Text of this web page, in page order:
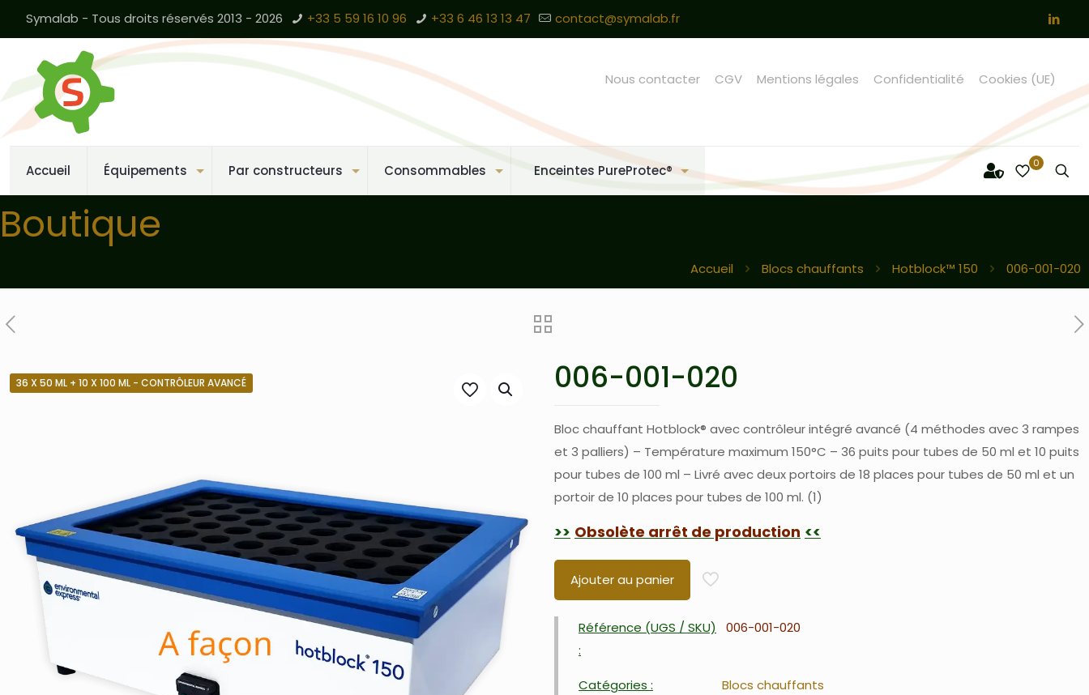
Symalab - Tous droits réservés 2013 - 2026 +33 5 59 16 10 96 +33 6 46 13 13 47 contact@symalab.fr
Accueil Équipements Par constructeurs Consommables Enceintes PureProtec®
Nous contacter CGV Mentions légales Confidentialité Cookies (UE)
0
Boutique
Accueil Blocs chauffants Hotblock™ 150 006-001-020
36 X 50 ML + 10 X 100 ML - CONTRÔLEUR AVANCÉ 006-001-020
Bloc chauffant Hotblock® avec contrôleur intégré avancé (4 méthodes avec 3 rampes
et 3 palliers) – Température maximum 150°C – 36 puits pour tubes de 50 ml et 10 puits
pour tubes de 100 ml – Livré avec deux portoirs de 18 places pour tubes de 50 ml et un
portoir de 10 places pour tubes de 100 ml. (1)
Obsolète arrêt de production
Ajouter au panier
Référence (UGS / SKU)
:
006-001-020
Catégories :
Blocs chauffants